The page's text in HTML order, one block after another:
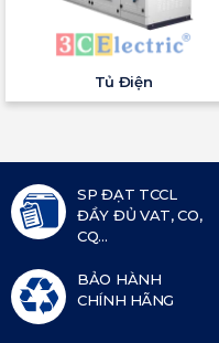
Tủ Điện
SP ĐẠT TCCL
ĐẦY ĐỦ VAT, CO,
CQ...
BẢO HÀNH
CHÍNH HÃNG